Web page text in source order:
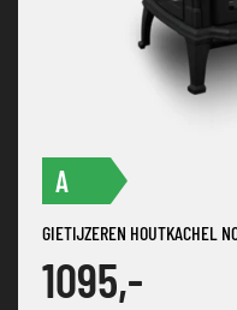
A
GIETIJZEREN HOUTKACHEL
1095,-